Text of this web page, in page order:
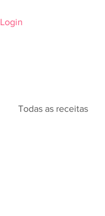
Login
Todas as receitas